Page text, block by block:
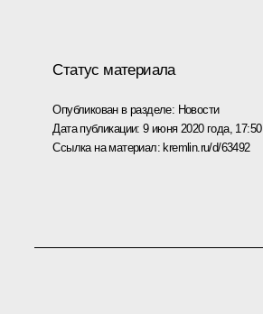
Статус материала
Опубликован в разделе: Новости
Дата публикации:9 июня 2020 года, 17:50
Ссылка на материал: kremlin.ru/d/63492